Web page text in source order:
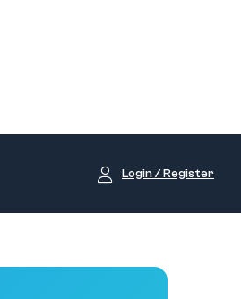
Login / Register